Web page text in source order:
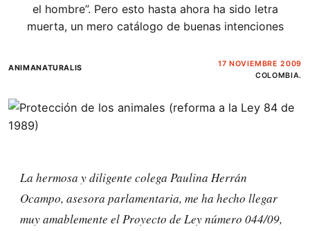
el hombre”. Pero esto hasta ahora ha sido letra
muerta, un mero catálogo de buenas intenciones
ANIMANATURALIS
17 NOVIEMBRE 2009
COLOMBIA.
La hermosa y diligente colega Paulina Herrán
Ocampo, asesora parlamentaria, me ha hecho llegar
muy amablemente el Proyecto de Ley número 044/09,